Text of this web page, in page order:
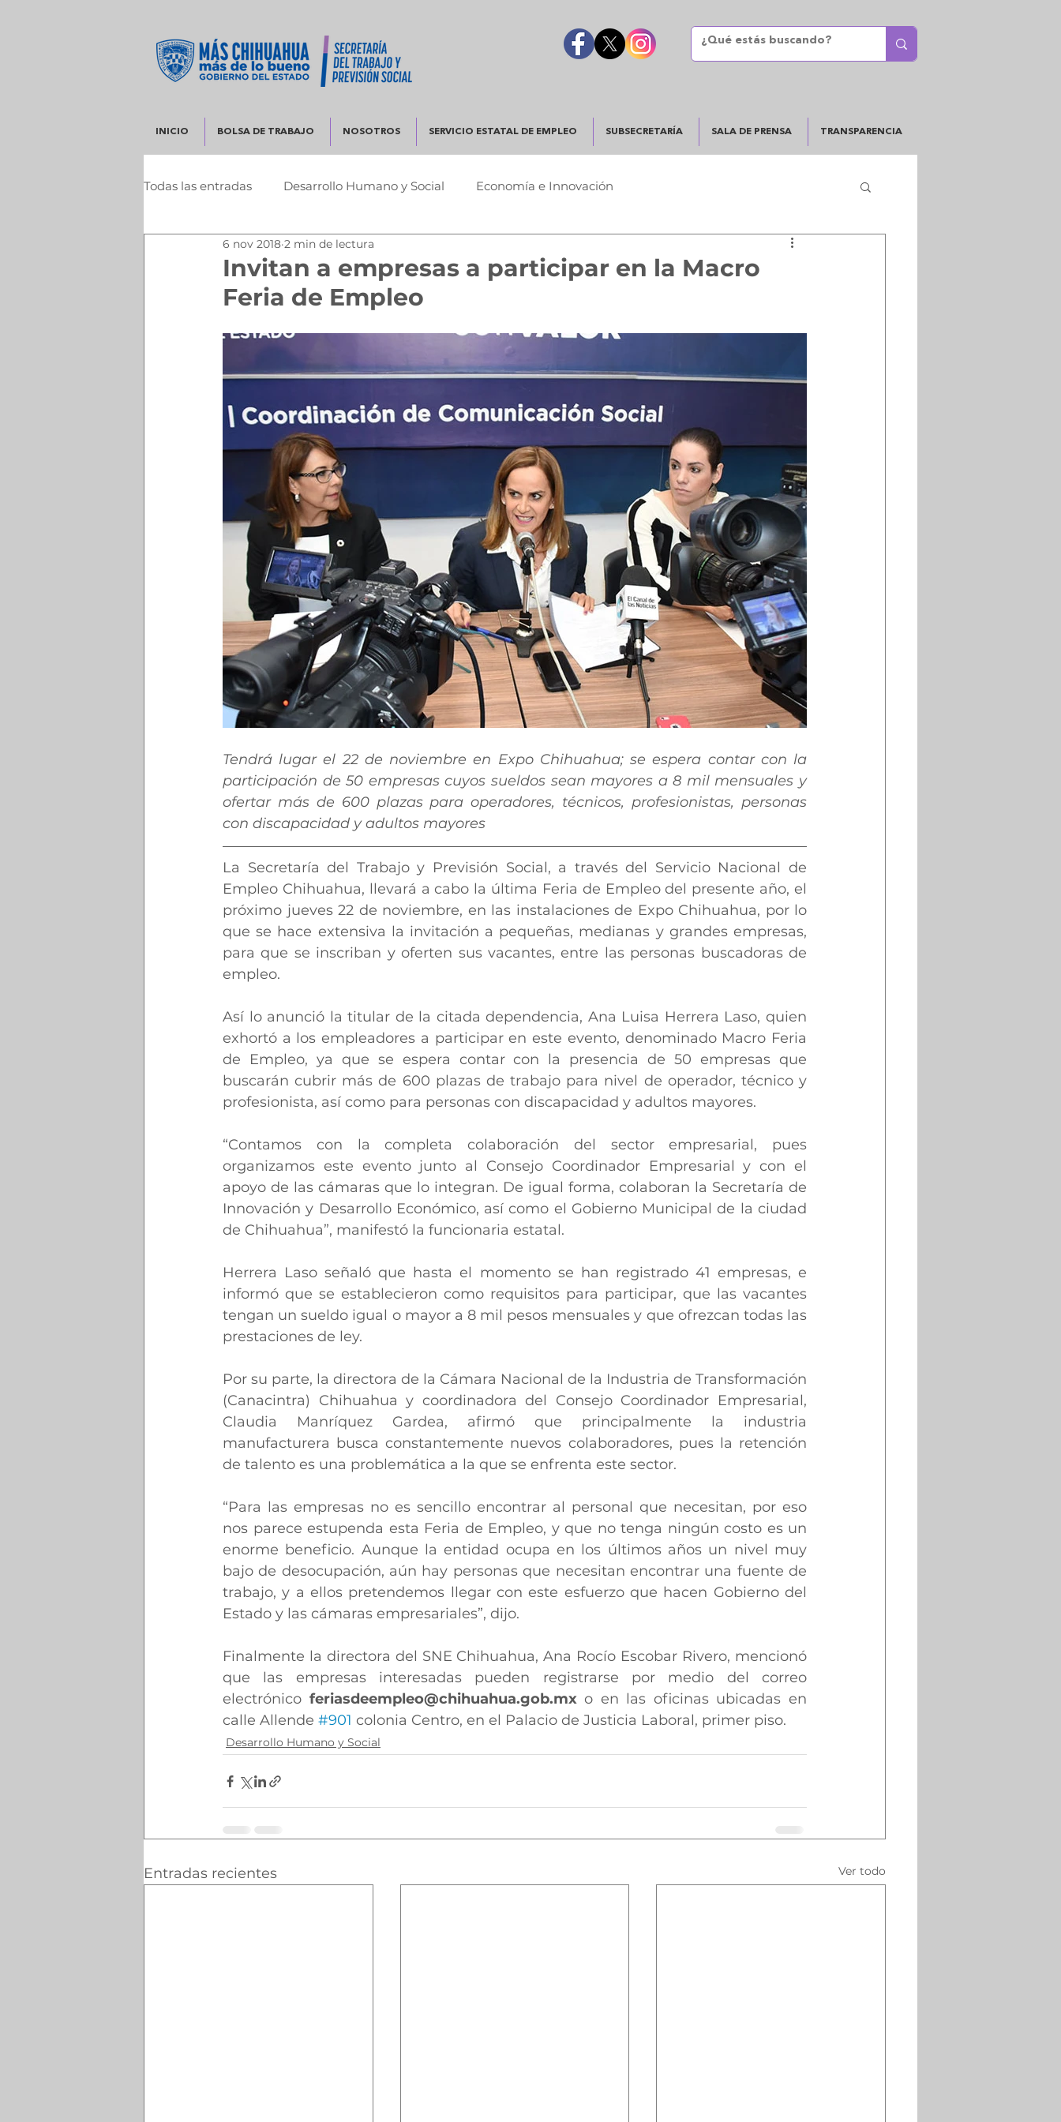
INICIO BOLSA DE TRABAJO NOSOTROS SERVICIO ESTATAL DE EMPLEO SUBSECRETARÍA SALA DE PRENSA TRANSPARENCIA
Todas las entradas Desarrollo Humano y Social Economía e Innovación
Infraestructura y Desarrollo Urbano
Invitan a empresas a participar en la Macro
Feria de Empleo
6 nov 2018 2 min de lectura
Tendrá lugar el 22 de noviembre en Expo Chihuahua; se espera contar con la
participación de 50 empresas cuyos sueldos sean mayores a 8 mil mensuales y
ofertar más de 600 plazas para operadores, técnicos, profesionistas, personas
con discapacidad y adultos mayores
La Secretaría del Trabajo y Previsión Social, a través del Servicio Nacional de
Empleo Chihuahua, llevará a cabo la última Feria de Empleo del presente año, el
próximo jueves 22 de noviembre, en las instalaciones de Expo Chihuahua, por lo
que se hace extensiva la invitación a pequeñas, medianas y grandes empresas,
para que se inscriban y oferten sus vacantes, entre las personas buscadoras de
empleo.
Así lo anunció la titular de la citada dependencia, Ana Luisa Herrera Laso, quien
exhortó a los empleadores a participar en este evento, denominado Macro Feria
de Empleo, ya que se espera contar con la presencia de 50 empresas que
buscarán cubrir más de 600 plazas de trabajo para nivel de operador, técnico y
profesionista, así como para personas con discapacidad y adultos mayores.
“Contamos con la completa colaboración del sector empresarial, pues
organizamos este evento junto al Consejo Coordinador Empresarial y con el
apoyo de las cámaras que lo integran. De igual forma, colaboran la Secretaría de
Innovación y Desarrollo Económico, así como el Gobierno Municipal de la ciudad
de Chihuahua”, manifestó la funcionaria estatal.
Herrera Laso señaló que hasta el momento se han registrado 41 empresas, e
informó que se establecieron como requisitos para participar, que las vacantes
tengan un sueldo igual o mayor a 8 mil pesos mensuales y que ofrezcan todas las
prestaciones de ley.
Por su parte, la directora de la Cámara Nacional de la Industria de Transformación
(Canacintra) Chihuahua y coordinadora del Consejo Coordinador Empresarial,
Claudia Manríquez Gardea, afirmó que principalmente la industria
manufacturera busca constantemente nuevos colaboradores, pues la retención
de talento es una problemática a la que se enfrenta este sector.
“Para las empresas no es sencillo encontrar al personal que necesitan, por eso
nos parece estupenda esta Feria de Empleo, y que no tenga ningún costo es un
enorme beneficio. Aunque la entidad ocupa en los últimos años un nivel muy
bajo de desocupación, aún hay personas que necesitan encontrar una fuente de
trabajo, y a ellos pretendemos llegar con este esfuerzo que hacen Gobierno del
Estado y las cámaras empresariales”, dijo.
Finalmente la directora del SNE Chihuahua, Ana Rocío Escobar Rivero, mencionó
que las empresas interesadas pueden registrarse por medio del correo
electrónico feriasdeempleo@chihuahua.gob.mx o en las oficinas ubicadas en
calle Allende #901 colonia Centro, en el Palacio de Justicia Laboral, primer piso.
Desarrollo Humano y Social
Entradas recientes Ver todo